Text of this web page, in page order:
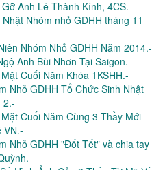
Anh Lê Thành Kính, 4CS.-
Nhật Nhóm nhỏ GDHH tháng 11
Nhóm Nhỏ GDHH Năm 2014.-
Anh Bùi Nhơn Tại Saigon.-
Cuối Năm Khóa 1KSHH.-
Nhỏ GDHH Tổ Chức Sinh Nhật
2.-
Cuối Năm Cùng 3 Thầy Mới
VN.-
Nhỏ GDHH "Đốt Tết" và chia tay